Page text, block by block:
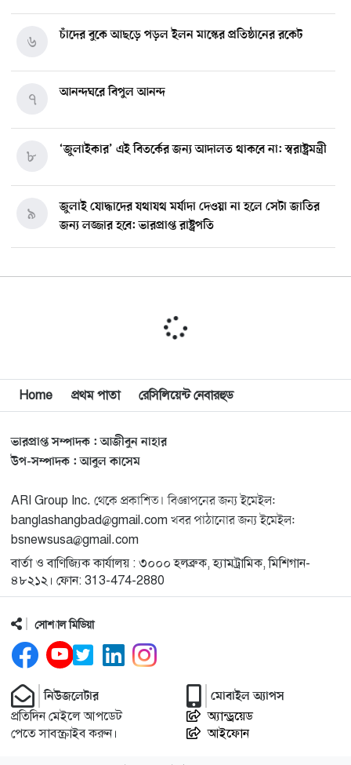
চাঁদের বুকে আছড়ে পড়ল ইলন মাস্কের প্রতিষ্ঠানের রকেট
৬
আনন্দঘরে বিপুল আনন্দ
৭
‘জুলাইকার’ এই বিতর্কের জন্য আদালত থাকবে না: স্বরাষ্ট্রমন্ত্রী
৮
জুলাই যোদ্ধাদের যথাযথ মর্যাদা দেওয়া না হলে সেটা জাতির
জন্য লজ্জার হবে: ভারপ্রাপ্ত রাষ্ট্রপতি
৯
১০
মিশিগানে দক্ষিণ সুরমা ওয়েলফেয়ার অ্যাসোসিয়েশনের
বিশ্বজুড়ে কূটনৈতিক পুনর্বিন্যাস, ৫ অঞ্চলে মিশন বন্ধ করছে
যুক্তরাষ্ট্র
১২
মিশিগানে ফ্রেন্ডস এন্ড ফ্যামিলির বনভোজনে প্রাণের উচ্ছ্বাস
১৩
মিশিগানে ডেমোক্র্যাটদের প্রাইমারিতে আল-সাইয়েদকে হারাতে
কেন এত মরিয়া ইসারায়েলি লবি এআইপ্যাক
১৪
মুনা দাওয়াহ কনফারেন্স ২০২৬ সম্পর্কে প্রেস ব্রিফিং
১৫
শেখ হাসিনার সঙ্গে সংবাদ সম্মেলনে থাকছেন সাকিব আল
হাসান
১৬
যুক্তরাষ্ট্রকে ছাড়ে বাধ্য করতে কোন কৌশলে ওয়াশিংটনের ওপর
চাপ বাড়াচ্ছে ইরান
১৭
Home প্রথম পাতা রেসিলিয়েন্ট নেবারহুড
ভারপ্রাপ্ত সম্পাদক : আজীবুন নাহার
উপ-সম্পাদক : আবুল কাসেম
ARI Group Inc. থেকে প্রকাশিত। বিজ্ঞাপনের জন্য ইমেইল:
banglashangbad@gmail.com খবর পাঠানোর জন্য ইমেইল:
bsnewsusa@gmail.com
বার্তা ও বাণিজ্যিক কার্যালয় : ৩০০০ হলব্রুক, হ্যামট্রামিক, মিশিগান-
৪৮২১২। ফোন: 313-474-2880
সোশ্যাল মিডিয়া
নিউজলেটার
প্রতিদিন মেইলে আপডেট
পেতে সাবস্ক্রাইব করুন।
মোবাইল অ্যাপস
অ্যান্ড্রয়েড
আইফোন